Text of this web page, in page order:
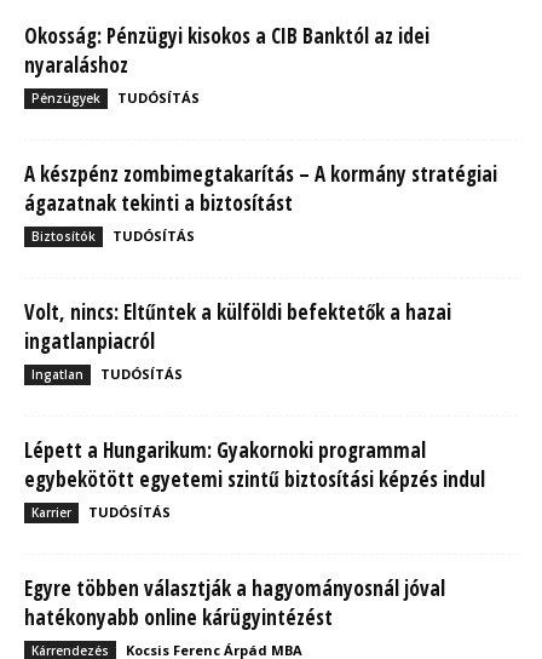
Okosság: Pénzügyi kisokos a CIB Banktól az idei
nyaraláshoz
Pénzügyek TUDÓSÍTÁS
A készpénz zombimegtakarítás – A kormány stratégiai
ágazatnak tekinti a biztosítást
Biztosítók TUDÓSÍTÁS
Volt, nincs: Eltűntek a külföldi befektetők a hazai
ingatlanpiacról
Ingatlan TUDÓSÍTÁS
Lépett a Hungarikum: Gyakornoki programmal
egybekötött egyetemi szintű biztosítási képzés indul
Karrier TUDÓSÍTÁS
Egyre többen választják a hagyományosnál jóval
hatékonyabb online kárügyintézést
Kárrendezés Kocsis Ferenc Árpád MBA